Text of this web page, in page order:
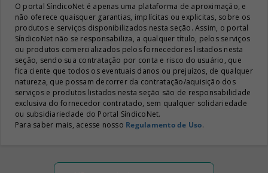
O portal SíndicoNet é apenas uma plataforma de aproximação, e
não oferece quaisquer garantias, implícitas ou explicitas, sobre os
produtos e serviços disponibilizados nesta seção. Assim, o portal
SíndicoNet não se responsabiliza, a qualquer título, pelos serviços
ou produtos comercializados pelos fornecedores listados nesta
seção, sendo sua contratação por conta e risco do usuário, que
fica ciente que todos os eventuais danos ou prejuízos, de qualquer
natureza, que possam decorrer da contratação/aquisição dos
serviços e produtos listados nesta seção são de responsabilidade
exclusiva do fornecedor contratado, sem qualquer solidariedade
ou subsidiariedade do Portal SíndicoNet.
Para saber mais, acesse nosso Regulamento de Uso.